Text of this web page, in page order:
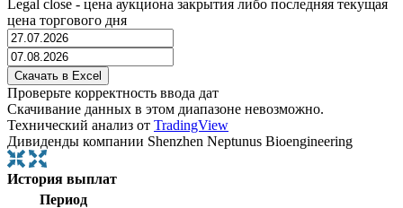
Legal close - цена аукциона закрытия либо последняя текущая
цена торгового дня
Проверьте корректность ввода дат
Скачивание данных в этом диапазоне невозможно.
Технический анализ от TradingView
Дивиденды компании Shenzhen Neptunus Bioengineering
История выплат
Период